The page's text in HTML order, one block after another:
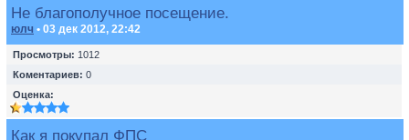
Не благополучное посещение.
юлч • 03 дек 2012, 22:42
Просмотры: 1012
Коментариев: 0
Оценка:
Как я покупал ФПС